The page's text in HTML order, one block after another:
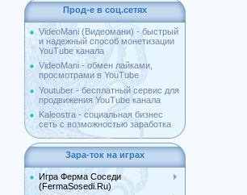
Прод-е в соц.сетях
VideoMani (Видеомани) - быстрый
и надежный способ монетизации
YouTube канала
VideoMani - обмен лайками,
просмотрами в YouTube
Youtuber - бесплатный сервис для
продвижения YouTube канала
Kaleostra - социальная бизнес
сеть с возможностью заработка
Зара-ток на играх
Игра Ферма Соседи
(FermaSosedi.Ru)